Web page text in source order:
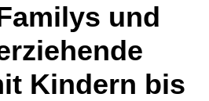
und
Kindern bis